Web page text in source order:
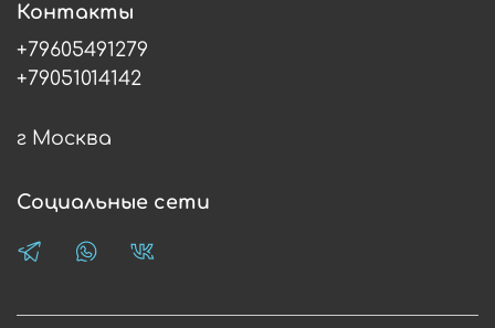
Контакты
+79605491279
+79051014142
г Москва
Социальные сети